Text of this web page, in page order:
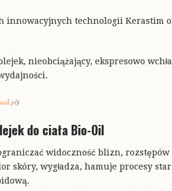
innowacyjnych technologii Kerastim
nieobciążający, ekspresowo
)
do ciała Bio-Oil
widoczność blizn, rozstępów
skóry, wygładza, hamuje procesy